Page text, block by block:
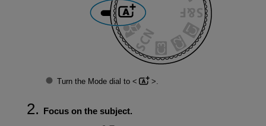
Turn the Mode dial to
Focus on the subject.